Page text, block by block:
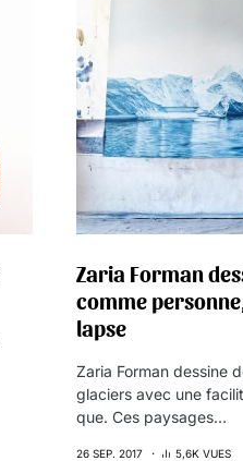
Zaria Forman
comme
lapse
Zaria Forman dessine
glaciers avec une
que. Ces paysages…
26 SEP. 2017 5,6K VUES